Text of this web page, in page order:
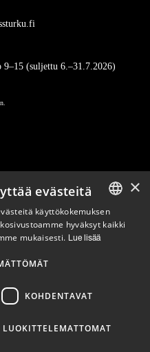
9–15 (suljettu 6.–31.7.2026)
ENGLISH
×
evästeitä
käyttökokemuksen
hyväksyt kaikki
mukaisesti. Lue lisää
KOHDENTAVAT
LUOKITTELEMATTOMAT